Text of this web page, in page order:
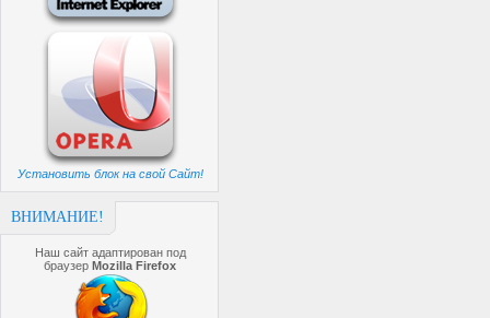
Установить блок на свой Сайт!
ВНИМАНИЕ!
Наш сайт адаптирован под
браузерMozilla Firefox